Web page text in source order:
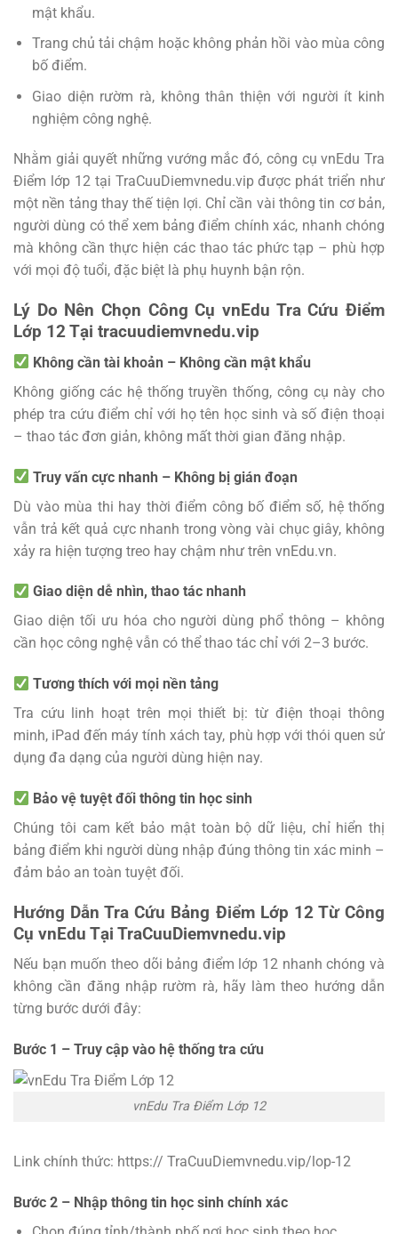
mật khẩu.
Trang chủ tải chậm hoặc không phản hồi vào mùa công
bố điểm.
Giao diện rườm rà, không thân thiện với người ít kinh
nghiệm công nghệ.
Nhằm giải quyết những vướng mắc đó, công cụ vnEdu Tra
Điểm lớp 12 tại TraCuuDiemvnedu.vip được phát triển như
một nền tảng thay thế tiện lợi. Chỉ cần vài thông tin cơ bản,
người dùng có thể xem bảng điểm chính xác, nhanh chóng
mà không cần thực hiện các thao tác phức tạp – phù hợp
với mọi độ tuổi, đặc biệt là phụ huynh bận rộn.
Lý Do Nên Chọn Công Cụ vnEdu Tra Cứu Điểm
Lớp 12 Tại tracuudiemvnedu.vip
Không cần tài khoản – Không cần mật khẩu
Không giống các hệ thống truyền thống, công cụ này cho
phép tra cứu điểm chỉ với họ tên học sinh và số điện thoại
– thao tác đơn giản, không mất thời gian đăng nhập.
Truy vấn cực nhanh – Không bị gián đoạn
Dù vào mùa thi hay thời điểm công bố điểm số, hệ thống
vẫn trả kết quả cực nhanh trong vòng vài chục giây, không
xảy ra hiện tượng treo hay chậm như trên vnEdu.vn.
Giao diện dễ nhìn, thao tác nhanh
Giao diện tối ưu hóa cho người dùng phổ thông – không
cần học công nghệ vẫn có thể thao tác chỉ với 2–3 bước.
Tương thích với mọi nền tảng
Tra cứu linh hoạt trên mọi thiết bị: từ điện thoại thông
minh, iPad đến máy tính xách tay, phù hợp với thói quen sử
dụng đa dạng của người dùng hiện nay.
Bảo vệ tuyệt đối thông tin học sinh
Chúng tôi cam kết bảo mật toàn bộ dữ liệu, chỉ hiển thị
bảng điểm khi người dùng nhập đúng thông tin xác minh –
đảm bảo an toàn tuyệt đối.
Hướng Dẫn Tra Cứu Bảng Điểm Lớp 12 Từ Công
Cụ vnEdu Tại TraCuuDiemvnedu.vip
Nếu bạn muốn theo dõi bảng điểm lớp 12 nhanh chóng và
không cần đăng nhập rườm rà, hãy làm theo hướng dẫn
từng bước dưới đây:
Bước 1 – Truy cập vào hệ thống tra cứu
vnEdu Tra Điểm Lớp 12
Link chính thức: https:// TraCuuDiemvnedu.vip/lop-12
Bước 2 – Nhập thông tin học sinh chính xác